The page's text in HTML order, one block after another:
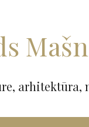
arhitektūra,